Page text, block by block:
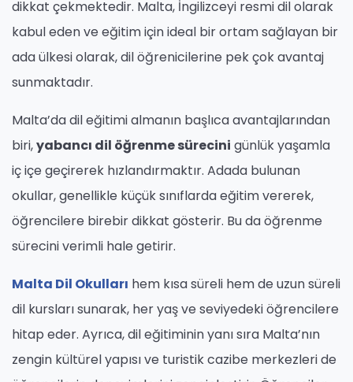
dikkat çekmektedir. Malta, İngilizceyi resmi dil olarak
kabul eden ve eğitim için ideal bir ortam sağlayan bir
ada ülkesi olarak, dil öğrenicilerine pek çok avantaj
sunmaktadır.
Malta’da dil eğitimi almanın başlıca avantajlarından
biri,yabancı dil öğrenme sürecini günlük yaşamla
iç içe geçirerek hızlandırmaktır. Adada bulunan
okullar, genellikle küçük sınıflarda eğitim vererek,
öğrencilere birebir dikkat gösterir. Bu da öğrenme
sürecini verimli hale getirir.
Malta Dil Okulları hem kısa süreli hem de uzun süreli
dil kursları sunarak, her yaş ve seviyedeki öğrencilere
hitap eder. Ayrıca, dil eğitiminin yanı sıra Malta’nın
zengin kültürel yapısı ve turistik cazibe merkezleri de